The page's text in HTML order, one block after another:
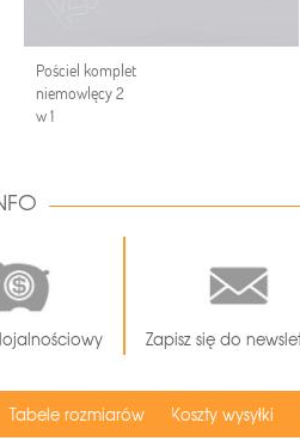
Pościel komplet
niemowlęcy 2
w 1
Zapisz się do
Tabele rozmiarów Koszty wysyłki